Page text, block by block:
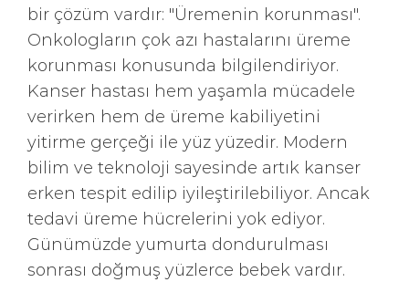
bir çözüm vardır: "Üremenin korunması".
Onkologların çok azı hastalarını üreme
korunması konusunda bilgilendiriyor.
Kanser hastası hem yaşamla mücadele
verirken hem de üreme kabiliyetini
yitirme gerçeği ile yüz yüzedir. Modern
bilim ve teknoloji sayesinde artık kanser
erken tespit edilip iyileştirilebiliyor. Ancak
tedavi üreme hücrelerini yok ediyor.
Günümüzde yumurta dondurulması
sonrası doğmuş yüzlerce bebek vardır.